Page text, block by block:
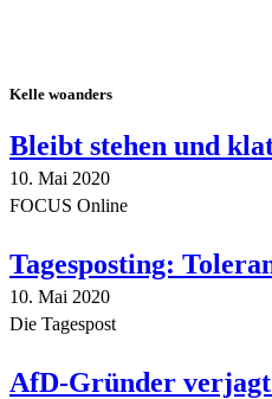
Kelle woanders
Bleibt stehen und
10. Mai 2020
FOCUS Online
Tagesposting:
10. Mai 2020
Die Tagespost
AfD-Gründer